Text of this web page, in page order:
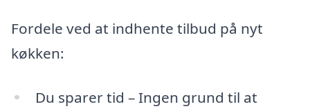
Fordele ved at indhente tilbud på nyt
køkken:
Du sparer tid – Ingen grund til at